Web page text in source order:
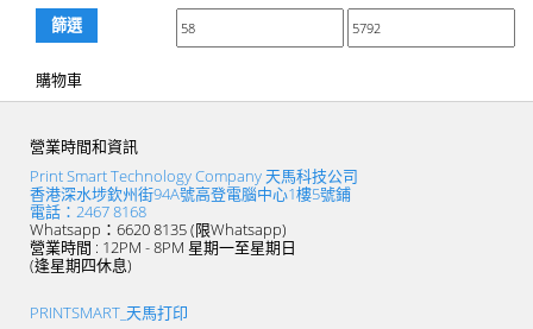
篩選
購物車
營業時間和資訊
Print Smart Technology Company 天馬科技公司
香港深水埗欽州街94A號高登電腦中心1樓5號鋪
電話：2467 8168
Whatsapp：6620 8135 (限Whatsapp)
營業時間 : 12PM - 8PM 星期一至星期日
(逢星期四休息)
PRINTSMART_天馬打印